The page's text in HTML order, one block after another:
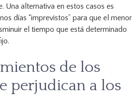
Una alternativa en estos casos es
días “imprevistos” para que el menor
el tiempo que está determinado
de los
perjudican a los